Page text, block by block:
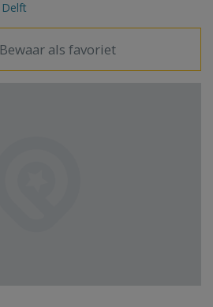
Delft
Bewaar als favoriet